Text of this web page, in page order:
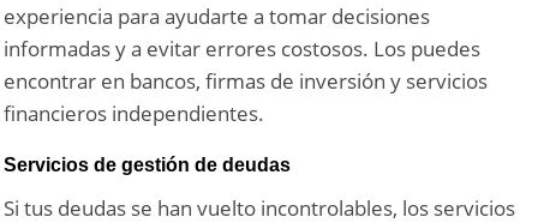
experiencia para ayudarte a tomar decisiones
informadas y a evitar errores costosos. Los puedes
encontrar en bancos, firmas de inversión y servicios
financieros independientes.
Servicios de gestión de deudas
Si tus deudas se han vuelto incontrolables, los servicios